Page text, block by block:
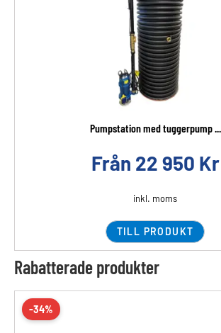
Pumpstation med tuggerpump ...
Från 22 950 Kr
inkl. moms
TILL PRODUKT
Rabatterade produkter
-34%